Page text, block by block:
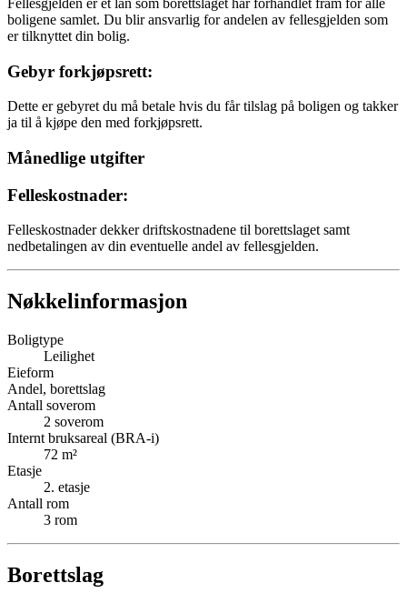
boligene samlet. Du blir ansvarlig for andelen av fellesgjelden som
er tilknyttet din bolig.
Gebyr forkjøpsrett:
Dette er gebyret du må betale hvis du får tilslag på boligen og takker
ja til å kjøpe den med forkjøpsrett.
Månedlige utgifter
Felleskostnader:
Felleskostnader dekker driftskostnadene til borettslaget samt
nedbetalingen av din eventuelle andel av fellesgjelden.
Nøkkelinformasjon
Boligtype
Leilighet
Eieform
Andel, borettslag
Antall soverom
2 soverom
Internt bruksareal (BRA-i)
72 m²
Etasje
2. etasje
Antall rom
3 rom
Borettslag